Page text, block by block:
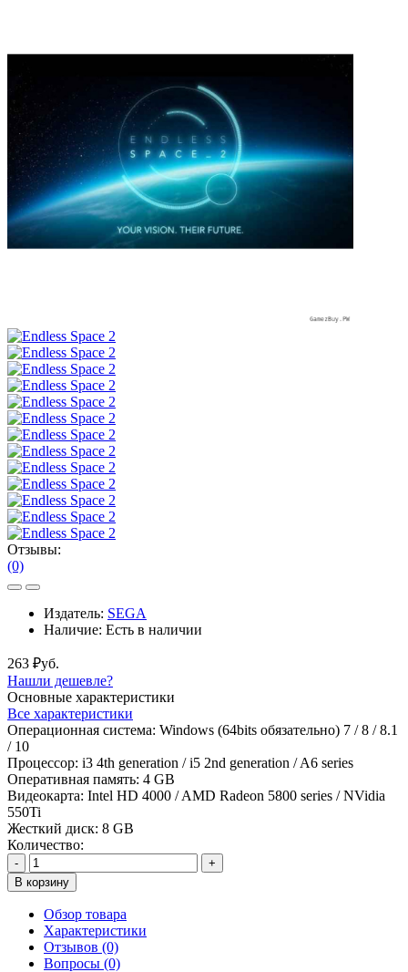
Отзывы:
(0)
Издатель: SEGA
Наличие: Есть в наличии
263 ₽уб.
Нашли дешевле?
Основные характеристики
Все характеристики
Операционная система: Windows (64bits обязательно) 7 / 8 / 8.1
/ 10
Процессор: i3 4th generation / i5 2nd generation / A6 series
Оперативная память: 4 GB
Видеокарта: Intel HD 4000 / AMD Radeon 5800 series / NVidia
550Ti
Жесткий диск: 8 GB
Количество:
-
+
В корзину
Обзор товара
Характеристики
Отзывов (0)
Вопросы (0)